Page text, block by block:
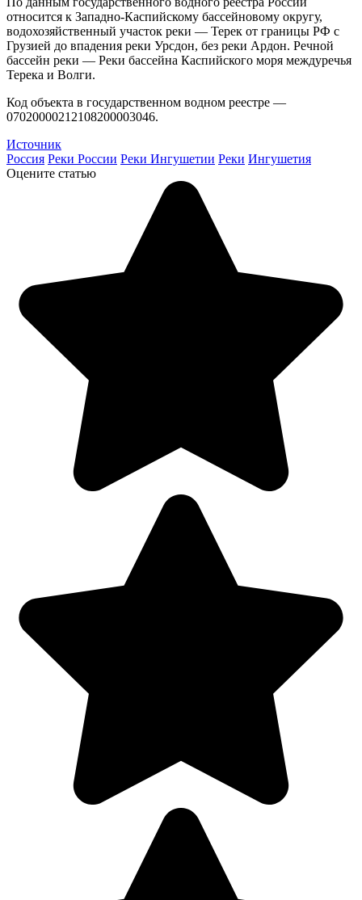
относится к Западно-Каспийскому бассейновому округу,
водохозяйственный участок реки — Терек от границы РФ с
Грузией до впадения реки Урсдон, без реки Ардон. Речной
бассейн реки — Реки бассейна Каспийского моря междуречья
Терека и Волги.
Код объекта в государственном водном реестре —
07020000212108200003046.
Источник
Россия Реки России Реки Ингушетии Реки Ингушетия
Оцените статью